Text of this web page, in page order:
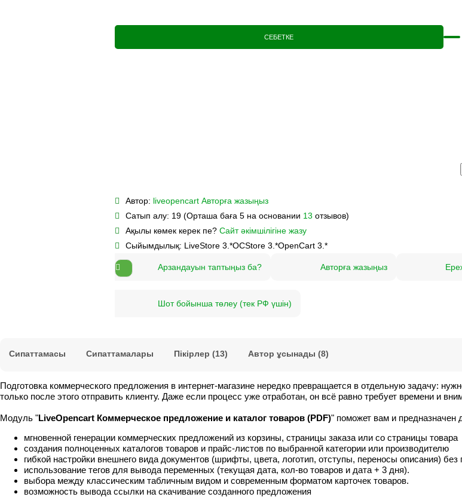
СЕБЕТКЕ
Автор: liveopencart Авторға жазыңыз
Сатып алу: 19 (Орташа баға 5 на основании 13 отзывов)
Ақылы көмек керек пе? Сайт әкімшілігіне жазу
Сыйымдылық: LiveStore 3.*OCStore 3.*OpenCart 3.*
Арзандауын таптыңыз ба? Авторға жазыңыз
Шот бойынша төлеу (тек РФ үшін)
Сипаттамасы Сипаттамалары Пікірлер (13) Автор ұсынады (8)
Подготовка коммерческого предложения в интернет-магазине нередко превращается в отдельную задачу:
только после этого отправить клиенту. Даже если процесс уже отработан, он всё равно требует времени и
Модуль "LiveOpencart Коммерческое предложение и каталог товаров (PDF)" поможет вам и предназначен
мгновенной генерации коммерческих предложений из корзины, страницы заказа или со страницы товара
создания полноценных каталогов товаров и прайс-листов по выбранной категории или производителю
гибкой настройки внешнего вида документов (шрифты, цвета, логотип, отступы, переносы описания) без
использование тегов для вывода переменных (текущая дата, кол-во товаров и дата + 3 дня).
выбора между классическим табличным видом и современным форматом карточек товаров.
возможность вывода ссылки на скачивание созданного предложения